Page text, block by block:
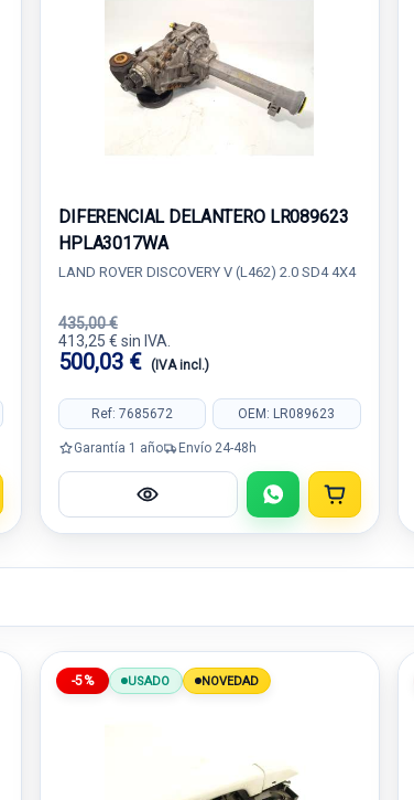
DIFERENCIAL DELANTERO LR089623
HPLA3017WA
LAND ROVER DISCOVERY V (L462) 2.0 SD4 4X4
435,00 €
413,25 € sin IVA.
500,03 € (IVA incl.)
Ref: 7685672 OEM: LR089623
Garantía 1 año Envío 24-48h
-5% USADO NOVEDAD